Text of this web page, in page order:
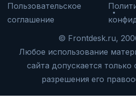
Пользовательское
соглашение
© Frontdesk.ru,
Любое использование
сайта допускается только
разрешения его